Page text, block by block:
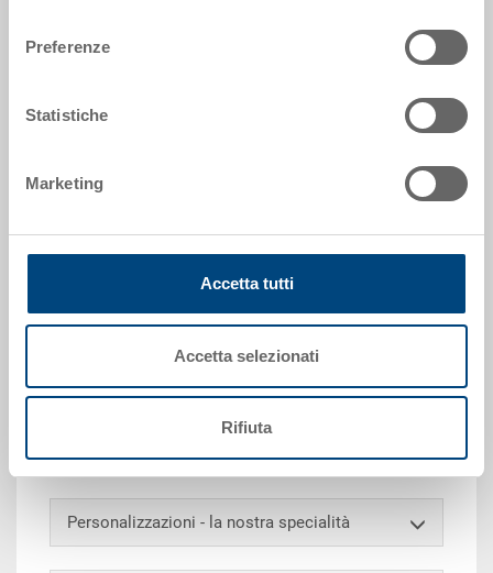
Preferenze
Statistiche
Marketing
Accetta tutti
Accetta selezionati
Rifiuta
400 x 300 x 287 mm
Colore:
Richiedi offerta
Dati tecnici
10^4 -10^10 Ohm, contenitore nero, coperchio nero,
esterno 400x300x287 mm, interno 358x258x268 mm,
Personalizzazioni - la nostra specialità